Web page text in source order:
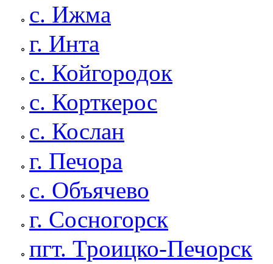
с. Ижма
г. Инта
с. Койгородок
с. Корткерос
с. Кослан
г. Печора
с. Объячево
г. Сосногорск
пгт. Троицко-Печорск